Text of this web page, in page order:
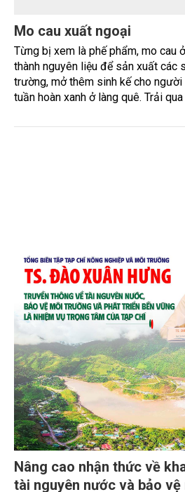
Mo cau xuất ngoại
Từng bị xem là phế phẩm, mo cau
thành nguyên liệu để sản xuất
trường, mở thêm sinh kế cho
tuần hoàn xanh ở làng quê. Trải
2020 đến nay), chén, dĩa... từ mo
trong nước và quốc tế đón nhận.